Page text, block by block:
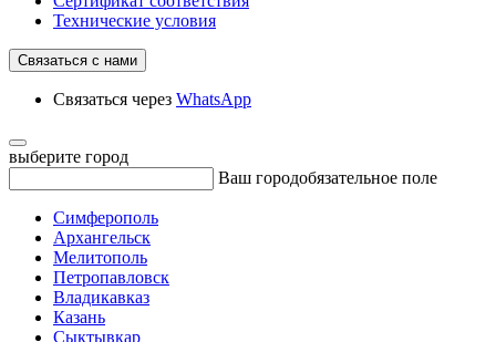
Технические условия
Связаться с нами
Связаться через WhatsApp
выберите город
Ваш городобязательное поле
Симферополь
Архангельск
Мелитополь
Петропавловск
Владикавказ
Казань
Сыктывкар